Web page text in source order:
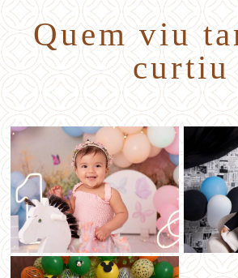
Quem viu
curtiu